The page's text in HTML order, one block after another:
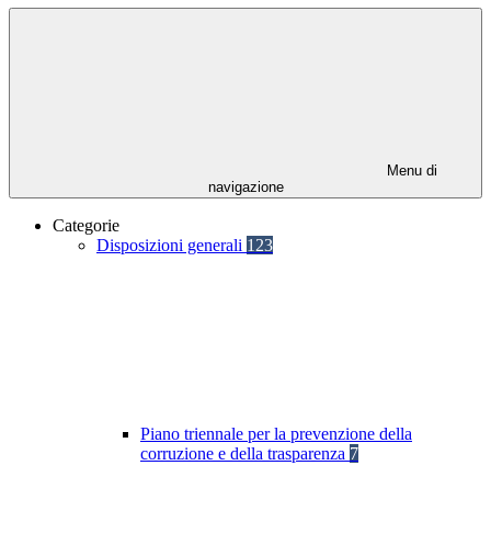
Menu di
navigazione
Categorie
Disposizioni generali 123
Piano triennale per la prevenzione della
corruzione e della trasparenza 7